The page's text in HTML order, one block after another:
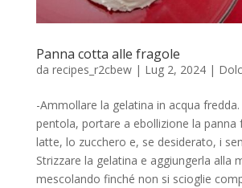
Panna cotta alle fragole
da recipes_r2cbew| Lug 2, 2024|
-Ammollare la gelatina in acqua
pentola, portare a ebollizione la panna
latte, lo zucchero e, se desiderato, i
Strizzare la gelatina e aggiungerla alla
mescolando finché non si scioglie